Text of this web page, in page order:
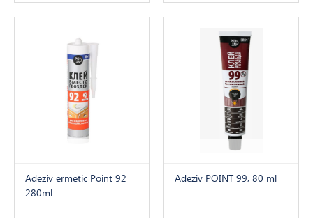
Adeziv ermetic Point 92
280ml
Adeziv POINT 99, 80 ml